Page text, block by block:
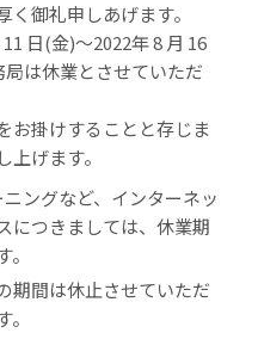
御礼申しあげます。
日(金)～2022年 8 月 16
局は休業とさせていただ
お掛けすることと存じま
げます。
ングなど、インターネッ
につきましては、休業期
期間は休止させていただ